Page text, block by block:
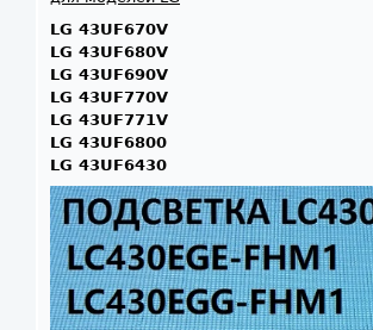
LG 43UF670V
LG 43UF680V
LG 43UF690V
LG 43UF770V
LG 43UF771V
LG 43UF6800
LG 43UF6430